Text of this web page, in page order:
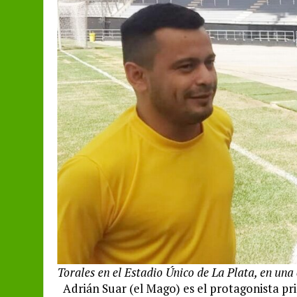
Torales en el Estadio Único de La Plata, en
Adrián Suar (el Mago) es el protagonista